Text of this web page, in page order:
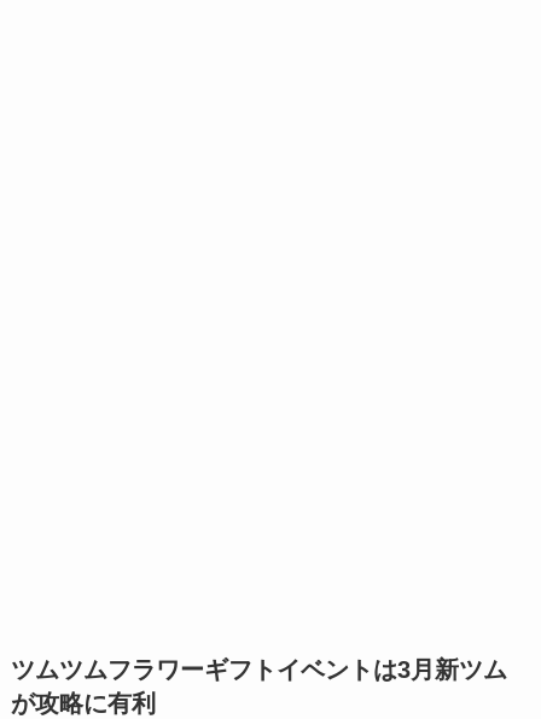
ツムツムフラワーギフトイベントは3月新ツム
が攻略に有利